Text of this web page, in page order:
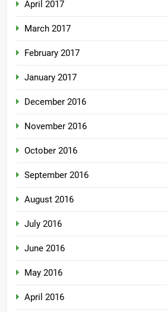
April 2017
March 2017
February 2017
January 2017
December 2016
November 2016
October 2016
September 2016
August 2016
July 2016
June 2016
May 2016
April 2016